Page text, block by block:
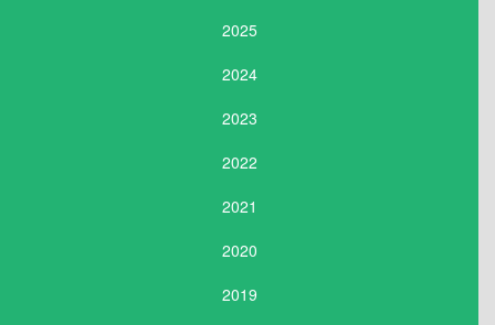
2025
2024
2023
2022
2021
2020
2019